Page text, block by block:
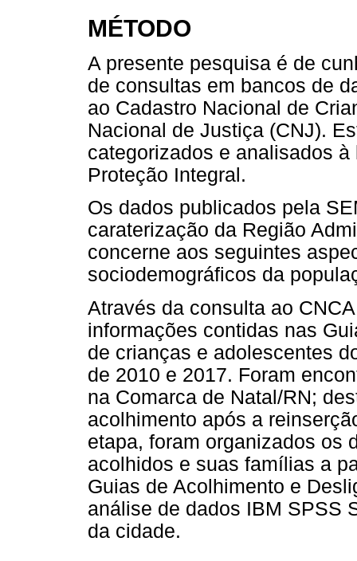
MÉTODO
A presente pesquisa é de
de consultas em bancos de
ao Cadastro Nacional de
Nacional de Justiça (CNJ).
categorizados e analisados
Proteção Integral.
Os dados publicados pela
caraterização da Região
concerne aos seguintes
sociodemográficos da
Através da consulta ao
informações contidas nas
de crianças e adolescentes
de 2010 e 2017. Foram
na Comarca de Natal/RN;
acolhimento após a
etapa, foram organizados os
acolhidos e suas famílias a
Guias de Acolhimento e
análise de dados IBM SPSS
da cidade.